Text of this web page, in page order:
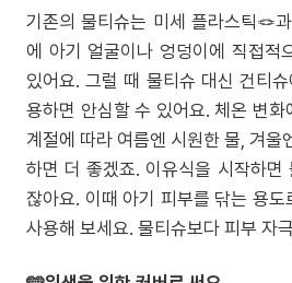
기존의 물티슈는 미세 플라스틱🪢
에 아기 얼굴이나 엉덩이에 직접적
있어요. 그럴 때 물티슈 대신 건티
용하면 안심할 수 있어요. 체온 변화
계절에 따라 여름엔 시원한 물, 겨울
하면 더 좋겠죠. 이유식을 시작하면
잖아요. 이때 아기 피부를 닦는 용도
사용해 보세요. 물티슈보다 피부 자